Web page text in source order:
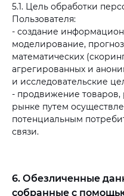
5.1. Цель обработки
Пользователя:
- создание
моделирование,
математических
агрегированных и
и исследовательские
- продвижение товаров,
рынке путем
потенциальным
связи.
6. Обезличенные
собранные с